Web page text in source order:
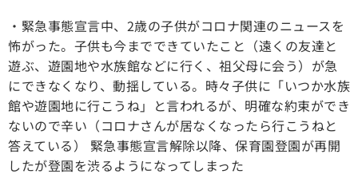
・緊急事態宣言中、2歳の子供がコロナ関連のニュースを
怖がった。子供も今までできていたこと（遠くの友達と
遊ぶ、遊園地や水族館などに行く、祖父母に会う）が急
にできなくなり、動揺している。時々子供に「いつか水族
館や遊園地に行こうね」と言われるが、明確な約束ができ
ないので辛い（コロナさんが居なくなったら行こうねと
答えている） 緊急事態宣言解除以降、保育園登園が再開
したが登園を渋るようになってしまった